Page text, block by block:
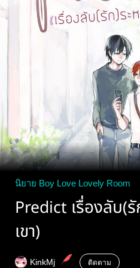
นิยาย Boy Love Lovely Room
Predict เรื่องลับ(
เขา)
KinkMj ติดตาม